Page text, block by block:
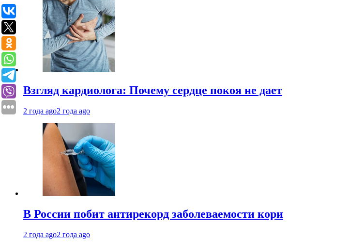
Взгляд кардиолога: Почему сердце покоя не дает
2 года ago2 года ago
В России побит антирекорд заболеваемости кори
2 года ago2 года ago